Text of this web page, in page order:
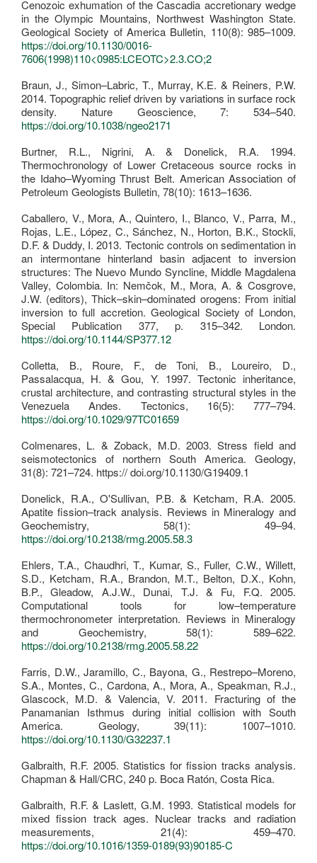
Cenozoic exhumation of the Cascadia accretionary wedge
in the Olympic Mountains, Northwest Washington State.
Geological Society of America Bulletin, 110(8): 985–1009.
https://doi.org/10.1130/0016-
7606(1998)110<0985:LCEOTC>2.3.CO;2
Braun, J., Simon–Labric, T., Murray, K.E. & Reiners, P.W.
2014. Topographic relief driven by variations in surface rock
density. Nature Geoscience, 7: 534–540.
https://doi.org/10.1038/ngeo2171
Burtner, R.L., Nigrini, A. & Donelick, R.A. 1994.
Thermochronology of Lower Cretaceous source rocks in
the Idaho–Wyoming Thrust Belt. American Association of
Petroleum Geologists Bulletin, 78(10): 1613–1636.
Caballero, V., Mora, A., Quintero, I., Blanco, V., Parra, M.,
Rojas, L.E., López, C., Sánchez, N., Horton, B.K., Stockli,
D.F. & Duddy, I. 2013. Tectonic controls on sedimentation in
an intermontane hinterland basin adjacent to inversion
structures: The Nuevo Mundo Syncline, Middle Magdalena
Valley, Colombia. In: Nemčok, M., Mora, A. & Cosgrove,
J.W. (editors), Thick–skin–dominated orogens: From initial
inversion to full accretion. Geological Society of London,
Special Publication 377, p. 315–342. London.
https://doi.org/10.1144/SP377.12
Colletta, B., Roure, F., de Toni, B., Loureiro, D.,
Passalacqua, H. & Gou, Y. 1997. Tectonic inheritance,
crustal architecture, and contrasting structural styles in the
Venezuela Andes. Tectonics, 16(5): 777–794.
https://doi.org/10.1029/97TC01659
Colmenares, L. & Zoback, M.D. 2003. Stress field and
seismotectonics of northern South America. Geology,
31(8): 721–724. https:// doi.org/10.1130/G19409.1
Donelick, R.A., O'Sullivan, P.B. & Ketcham, R.A. 2005.
Apatite fission–track analysis. Reviews in Mineralogy and
Geochemistry, 58(1): 49–94.
https://doi.org/10.2138/rmg.2005.58.3
Ehlers, T.A., Chaudhri, T., Kumar, S., Fuller, C.W., Willett,
S.D., Ketcham, R.A., Brandon, M.T., Belton, D.X., Kohn,
B.P., Gleadow, A.J.W., Dunai, T.J. & Fu, F.Q. 2005.
Computational tools for low–temperature
thermochronometer interpretation. Reviews in Mineralogy
and Geochemistry, 58(1): 589–622.
https://doi.org/10.2138/rmg.2005.58.22
Farris, D.W., Jaramillo, C., Bayona, G., Restrepo–Moreno,
S.A., Montes, C., Cardona, A., Mora, A., Speakman, R.J.,
Glascock, M.D. & Valencia, V. 2011. Fracturing of the
Panamanian Isthmus during initial collision with South
America. Geology, 39(11): 1007–1010.
https://doi.org/10.1130/G32237.1
Galbraith, R.F. 2005. Statistics for fission tracks analysis.
Chapman & Hall/CRC, 240 p. Boca Ratón, Costa Rica.
Galbraith, R.F. & Laslett, G.M. 1993. Statistical models for
mixed fission track ages. Nuclear tracks and radiation
measurements, 21(4): 459–470.
https://doi.org/10.1016/1359-0189(93)90185-C